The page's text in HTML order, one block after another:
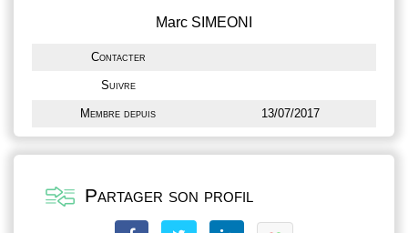
Marc SIMEONI
Contacter
Suivre
Membre depuis 13/07/2017
Partager son profil